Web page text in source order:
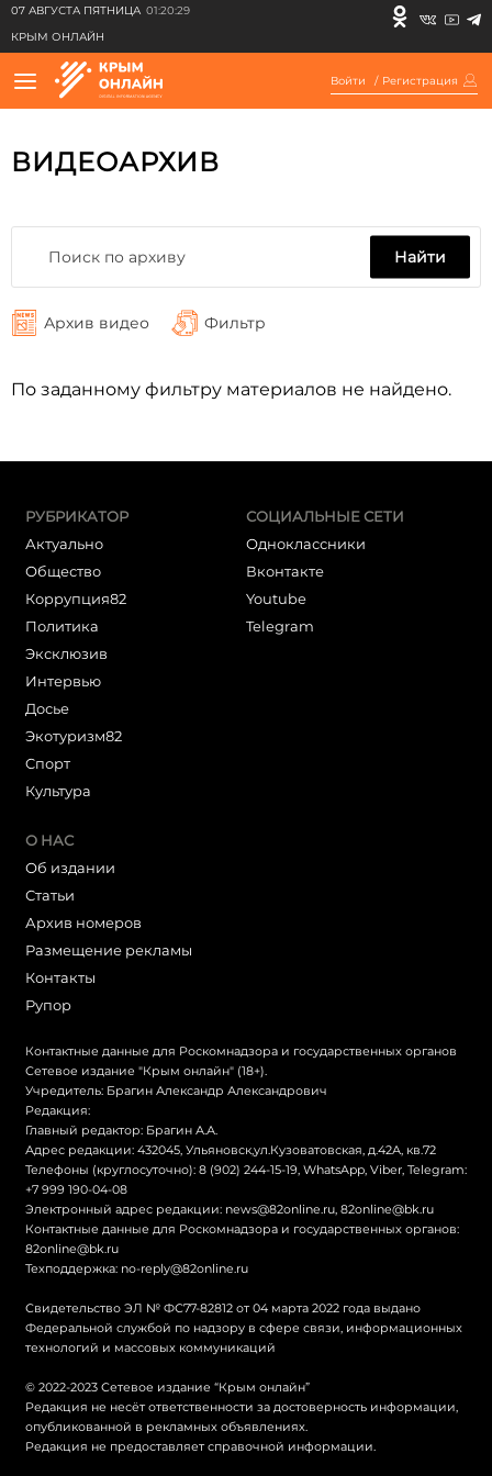
07 АВГУСТА ПЯТНИЦА 01:20:29
КРЫМ ОНЛАЙН
Войти / Регистрация
ВИДЕОАРХИВ
Найти
Архив видео Фильтр
По заданному фильтру материалов не найдено.
РУБРИКАТОР
Актуально
Общество
Коррупция82
Политика
Эксклюзив
Интервью
Досье
Экотуризм82
Cпорт
Культура
СОЦИАЛЬНЫЕ СЕТИ
Одноклассники
Вконтакте
Youtube
Telegram
О НАС
Об издании
Статьи
Архив номеров
Размещение рекламы
Контакты
Рупор
Контактные данные для Роскомнадзора и государственных органов
Сетевое издание "Крым онлайн" (18+).
Учредитель: Брагин Александр Александрович
Редакция:
Главный редактор: Брагин А.А.
Адрес редакции: 432045, Ульяновск,ул.Кузоватовская, д.42А, кв.72
Телефоны (круглосуточно): 8 (902) 244-15-19, WhatsApp, Viber, Telegram:
+7 999 190-04-08
Электронный адрес редакции: news@82online.ru, 82online@bk.ru
Контактные данные для Роскомнадзора и государственных органов:
82online@bk.ru
Техподдержка: no-reply@82online.ru
Свидетельство ЭЛ № ФС77-82812 от 04 марта 2022 года выдано
Федеральной службой по надзору в сфере связи, информационных
технологий и массовых коммуникаций
© 2022-2023 Сетевое издание “Крым онлайн”
Редакция не несёт ответственности за достоверность информации,
опубликованной в рекламных объявлениях.
Редакция не предоставляет справочной информации.